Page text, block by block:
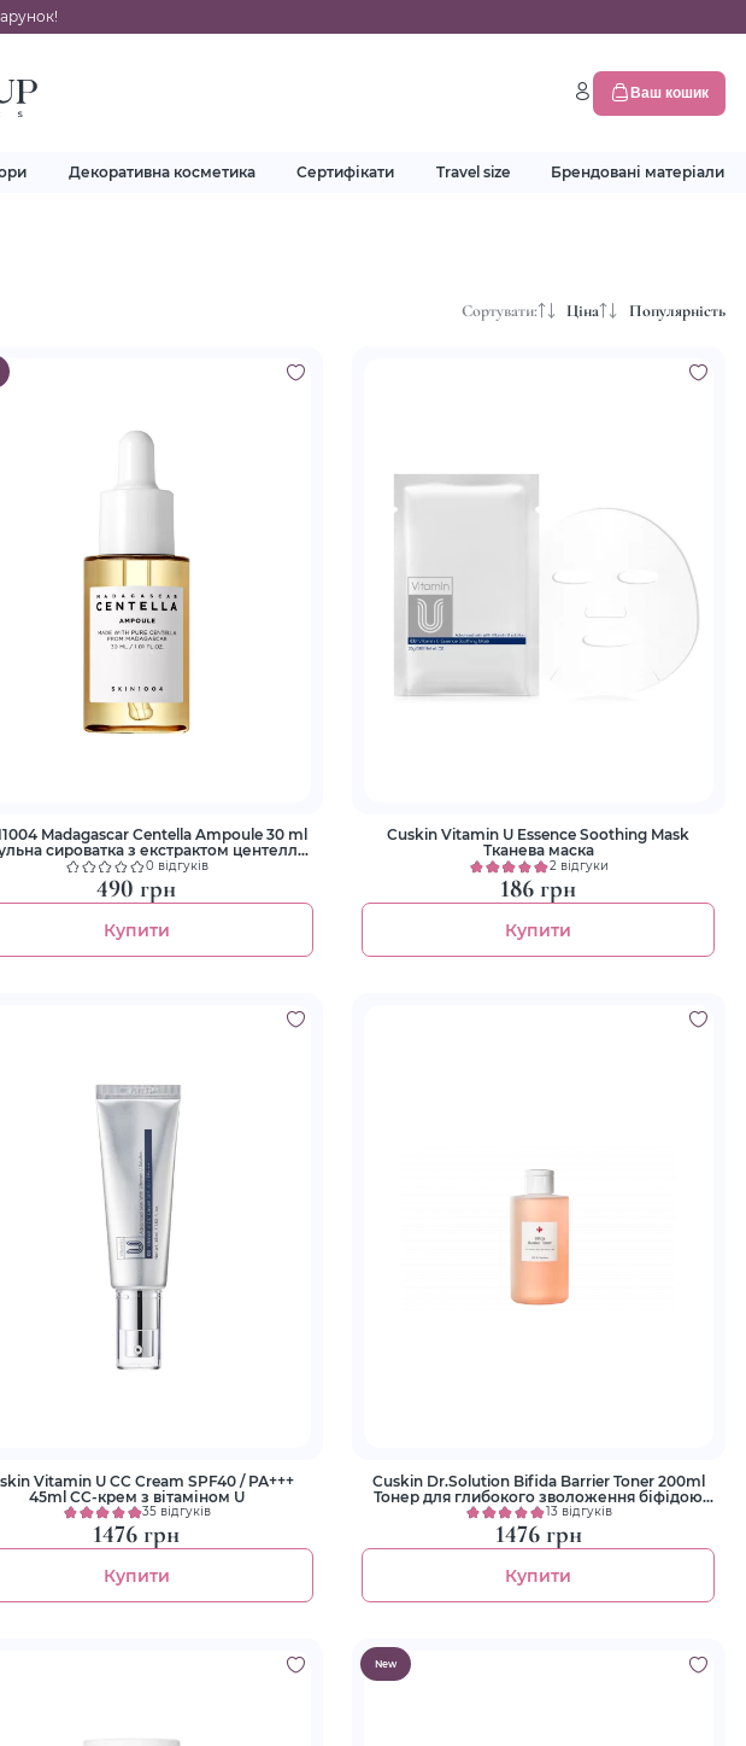
Ваш кошик
Декоративна косметика Сертифікати Travel size Брендовані матеріали
Сортувати: Ціна Популярність
Madagascar Centella Ampoule 30 ml
сироватка з екстрактом центелли
азіатської0 відгуків
490 грн
Купити
Cuskin Vitamin U Essence Soothing Mask
Тканева маска
2 відгуки
186 грн
Купити
Vitamin U CC Cream SPF40 / РА+++
45ml СС-крем з вітаміном U
35 відгуків
1476 грн
Купити
Cuskin Dr.Solution Bifida Barrier Toner 200ml
Тонер для глибокого зволоження біфідою
85%13 відгуків
1476 грн
Купити
New